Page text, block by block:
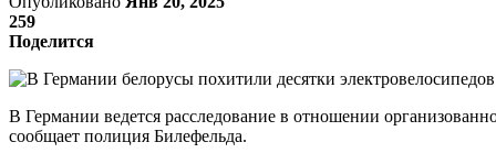
259
Поделится
В Германии ведется расследование в отношении
сообщает полиция Билефельда.